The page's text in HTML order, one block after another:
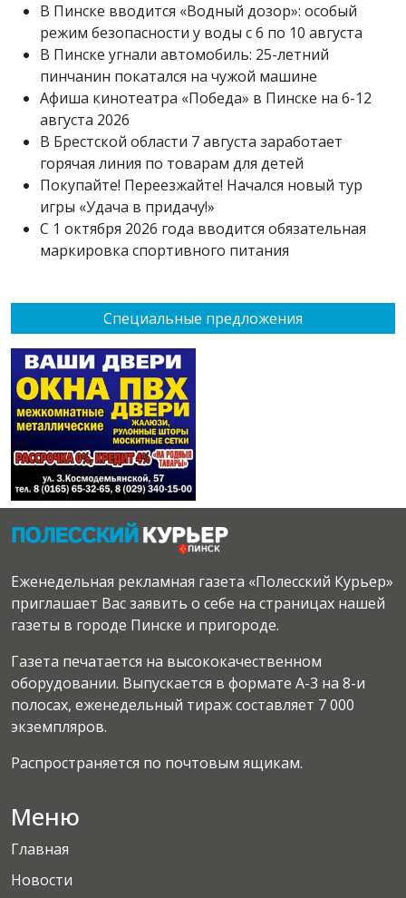
Специальные предложения
В Пинске вводится «Водный дозор»: особый
режим безопасности у воды с 6 по 10 августа
В Пинске угнали автомобиль: 25-летний
пинчанин покатался на чужой машине
Афиша кинотеатра «Победа» в Пинске на 6-12
августа 2026
В Брестской области 7 августа заработает
горячая линия по товарам для детей
Покупайте! Переезжайте! Начался новый тур
игры «Удача в придачу!»
С 1 октября 2026 года вводится обязательная
маркировка спортивного питания
Еженедельная рекламная газета «Полесский Курьер»
приглашает Вас заявить о себе на страницах нашей
газеты в городе Пинске и пригороде.
Газета печатается на высококачественном
оборудовании. Выпускается в формате А-3 на 8-и
полосах, еженедельный тираж составляет 7 000
экземпляров.
Распространяется по почтовым ящикам.
Меню
Главная
Новости